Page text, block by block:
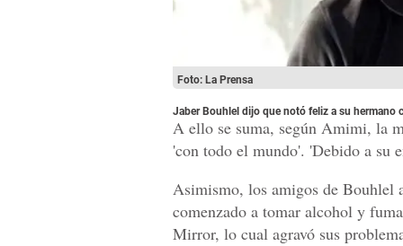
Foto: La Prensa
Jaber Bouhlel dijo que notó feliz a su hermano
A ello se suma, según Amimi, la
'con todo el mundo'. 'Debido a su
Asimismo, los amigos de Bouhlel
comenzado a tomar alcohol y
Mirror, lo cual agravó sus